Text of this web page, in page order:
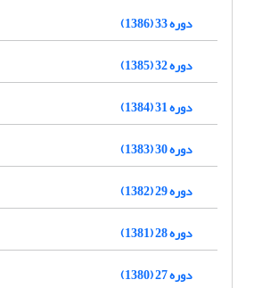
دوره 33 (1386)
دوره 32 (1385)
دوره 31 (1384)
دوره 30 (1383)
دوره 29 (1382)
دوره 28 (1381)
دوره 27 (1380)